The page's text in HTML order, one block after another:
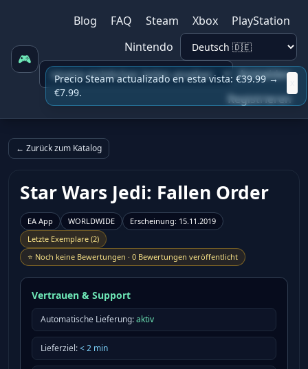
🎮
Blog FAQ Steam Xbox
PlayStation
Nintendo
Anmelden
Registrieren
← Zurück zum Katalog
Star Wars Jedi: Fallen Order
EA App WORLDWIDE Erscheinung: 15.11.2019
Letzte Exemplare (2)
⭐ Noch keine Bewertungen · 0 Bewertungen veröffentlicht
Vertrauen & Support
Automatische Lieferung:aktiv
Lieferziel:<2 min
Precio Steam actualizado en esta vista: €39.99 →
€7.99.